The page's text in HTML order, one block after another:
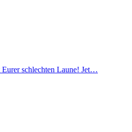
Eurer schlechten Laune! Jet…